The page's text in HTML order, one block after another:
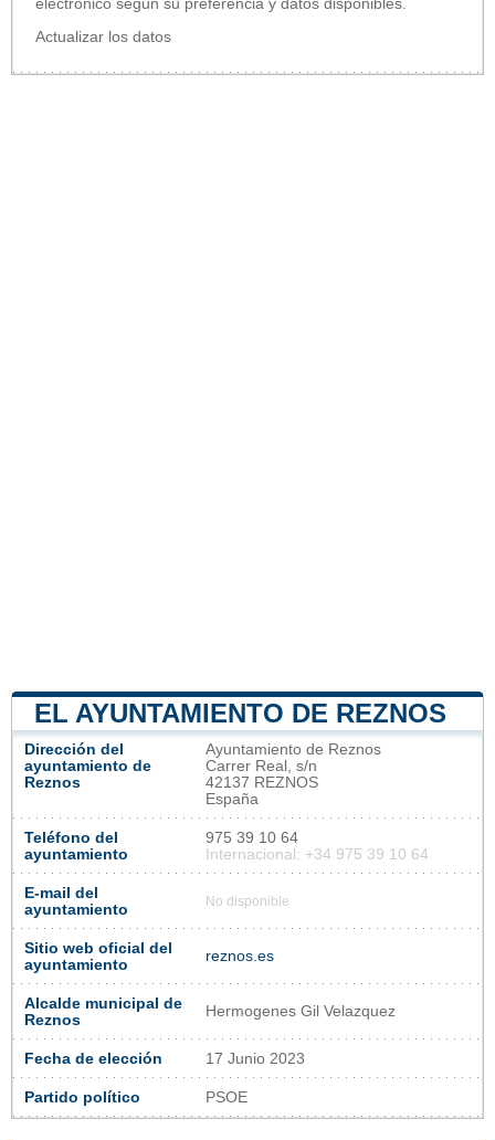
electrónico según su preferencia y datos disponibles.
Actualizar los datos
EL AYUNTAMIENTO DE REZNOS
Dirección del
ayuntamiento de
Reznos
Ayuntamiento de Reznos
Carrer Real, s/n
42137 REZNOS
España
Teléfono del
ayuntamiento
975 39 10 64
Internacional: +34 975 39 10 64
E-mail del
ayuntamiento
No disponible
Sitio web oficial del
ayuntamiento
reznos.es
Alcalde municipal de
Reznos
Hermogenes Gil Velazquez
Fecha de elección 17 Junio 2023
Partido político PSOE